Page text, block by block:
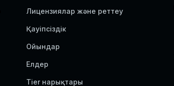
Лицензиялар және реттеу
Қауіпсіздік
Ойындар
Елдер
Tier нарықтары